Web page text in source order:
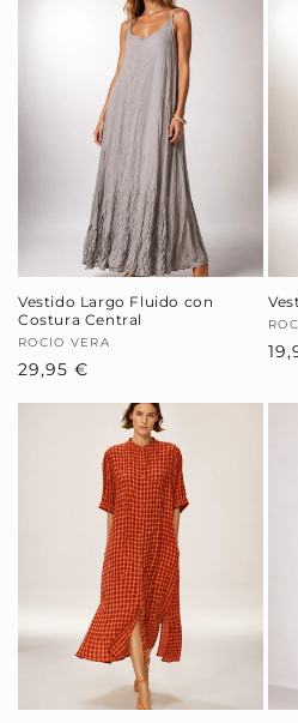
Vestido Largo Fluido con
Costura Central
Proveedor:
ROCIO VERA
Precio
29,95 €